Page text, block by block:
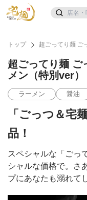
トップ 超ごってり麺 ご
超ごってり麺 ご
メン（特別ver）
ラーメン 醤油
「ごっつ＆宅
品！
スペシャルな「ごっ
シャルな価格で。さ
プにあなたも溺れて